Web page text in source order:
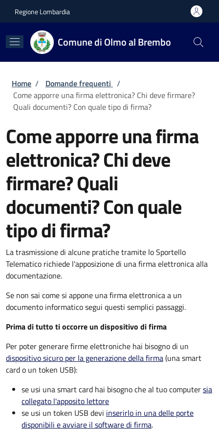
Regione Lombardia
Comune di Olmo al Brembo
Briciole di pane
Home / Domande frequenti /
Come apporre una firma elettronica? Chi deve firmare?
Quali documenti? Con quale tipo di firma?
Come apporre una firma
elettronica? Chi deve
firmare? Quali
documenti? Con quale
tipo di firma?
La trasmissione di alcune pratiche tramite lo Sportello
Telematico richiede l'apposizione di una firma elettronica alla
documentazione.
Se non sai come si appone una firma elettronica a un
documento informatico segui questi semplici passaggi.
Prima di tutto ti occorre un dispositivo di firma
Per poter generare firme elettroniche hai bisogno di un
dispositivo sicuro per la generazione della firma(una smart
card o un token USB):
se usi una smart card hai bisogno che al tuo computersia
collegato l'apposito lettore
se usi un token USB devi inserirlo in una delle porte
disponibili e avviare il software di firma.